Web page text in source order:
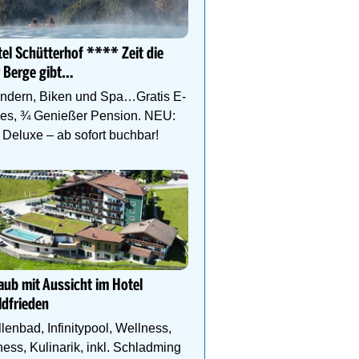
Schütterhof **** Zeit die
Berge gibt…
Biken und Spa…Gratis E-
¾ Genießer Pension. NEU:
Deluxe – ab sofort buchbar!
mit Aussicht im Hotel
Infinitypool, Wellness,
Kulinarik, inkl. Schladming